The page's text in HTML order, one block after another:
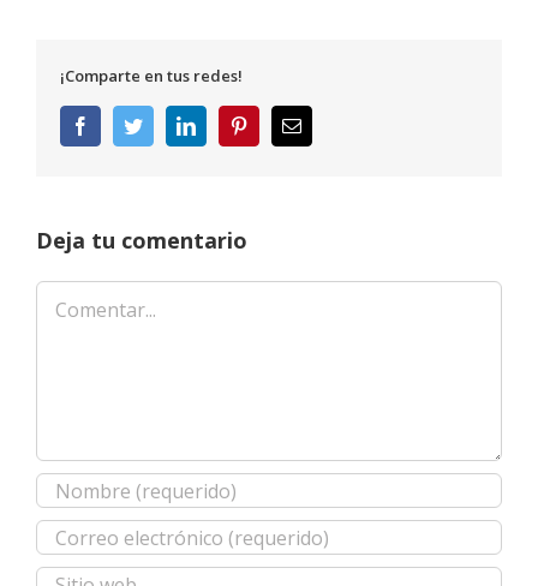
¡Comparte en tus redes!
FacebookTwitterLinkedInPinterestCorreo
electrónico
Deja tu comentario
Comentar